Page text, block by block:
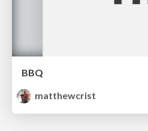
BBQ
matthewcrist